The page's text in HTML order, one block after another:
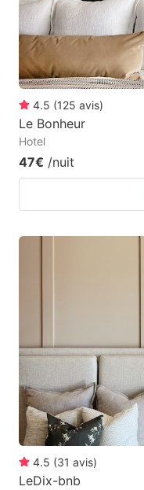
4.5 (125 avis)
Le Bonheur
Hotel
47€ /nuit
4.5 (31 avis)
LeDix-bnb